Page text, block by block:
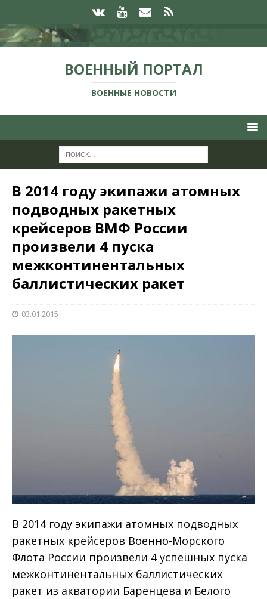
ВОЕННЫЙ ПОРТАЛ
ВОЕННЫЕ НОВОСТИ
В 2014 году экипажи атомных
подводных ракетных
крейсеров ВМФ России
произвели 4 пуска
межконтинентальных
баллистических ракет
03.01.2015
В 2014 году экипажи атомных подводных
ракетных крейсеров Военно-Морского
Флота России произвели 4 успешных пуска
межконтинентальных баллистических
ракет из акватории Баренцева и Белого